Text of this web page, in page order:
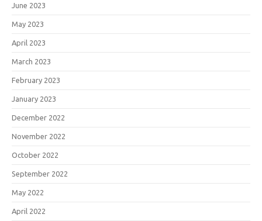
June 2023
May 2023
April 2023
March 2023
February 2023
January 2023
December 2022
November 2022
October 2022
September 2022
May 2022
April 2022